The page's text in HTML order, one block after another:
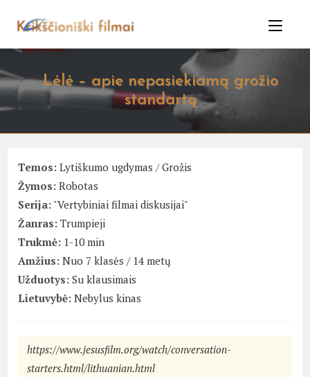
Lėlė – apie nepasiekiamą grožio
standartą
Temos: Lytiškumo ugdymas /Grožis
Žymos: Robotas
Serija: "Vertybiniai filmai diskusijai"
Žanras: Trumpieji
Trukmė: 1-10 min
Amžius: Nuo 7 klasės / 14 metų
Užduotys: Su klausimais
Lietuvybė: Nebylus kinas
https://www.jesusfilm.org/watch/conversation-
starters.html/lithuanian.html